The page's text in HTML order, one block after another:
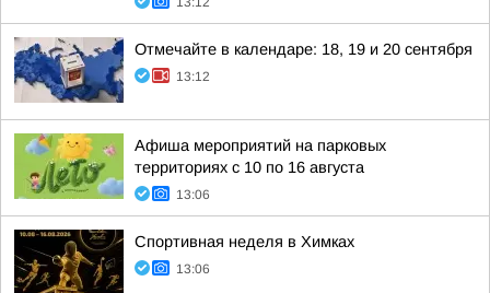
Отмечайте в календаре: 18, 19 и 20 сентября
13:12
Афиша мероприятий на парковых
территориях с 10 по 16 августа
13:06
Спортивная неделя в Химках
13:06